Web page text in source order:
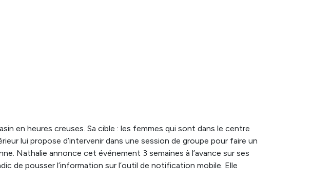
en heures creuses. Sa cible : les femmes qui sont dans le centre
lui propose d’intervenir dans une session de groupe pour faire un
Nathalie annonce cet événement 3 semaines à l’avance sur ses
de pousser l’information sur l’outil de notification mobile. Elle